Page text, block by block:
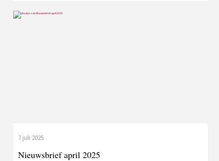
7 juli 2025
Nieuwsbrief april 2025